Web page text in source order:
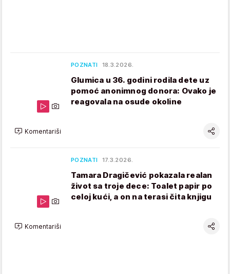
POZNATI 18.3.2026.
Glumica u 36. godini rodila dete uz
pomoć anonimnog donora: Ovako je
reagovala na osude okoline
Komentariši
POZNATI 17.3.2026.
Tamara Dragičević pokazala realan
život sa troje dece: Toalet papir po
celoj kući, a on na terasi čita knjigu
Komentariši